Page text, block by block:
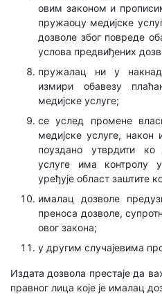
овим законом и
пружаоцу медијске
дозволе због повреде
услова предвиђених
пружалац ни у
измири обавезу
медијске услуге;
се услед промене
медијске услуге,
поуздано утврдити
услуге има контролу
уређује област заштите
ималац дозволе
преноса дозволе,
овог закона;
у другим случајевима
Издата дозвола престаје да
правног лица које је ималац